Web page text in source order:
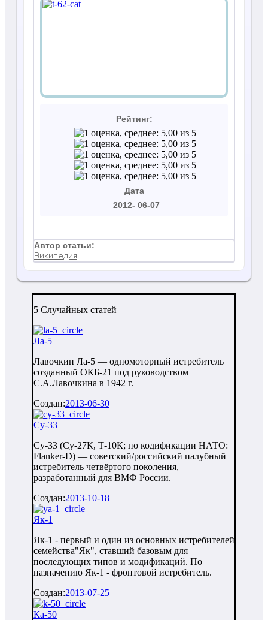
Рейтинг:
2012- 06-07
Автор статьи:
Википедия
5 Случайных статей
Ла-5
Лавочкин Ла-5 — одномоторный истребитель
созданный ОКБ-21 под руководством
С.А.Лавочкина в 1942 г.
Создан:2013-06-30
Су-33
Су-33 (Су-27К, Т-10К; по кодификации НАТО:
Flanker-D) — советский/российский палубный
истребитель четвёртого поколения,
разработанный для ВМФ России.
Создан:2013-10-18
Як-1
Як-1 - первый и один из основных истребителей
семейства"Як", ставший базовым для
последующих типов и модификаций. По
назначению Як-1 - фронтовой истребитель.
Создан:2013-07-25
Ка-50